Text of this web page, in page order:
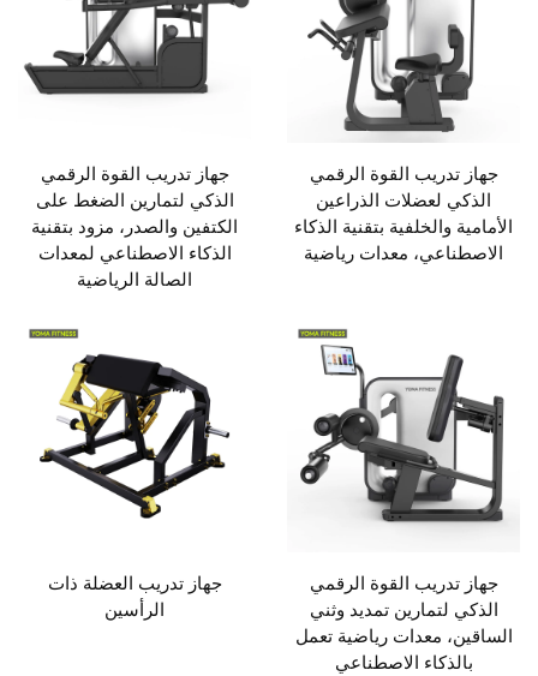
جهاز تدريب القوة الرقمي
الذكي لعضلات الذراعين
الأمامية والخلفية بتقنية الذكاء
الاصطناعي، معدات رياضية
جهاز تدريب القوة الرقمي
الذكي لتمارين الضغط على
الكتفين والصدر، مزود بتقنية
الذكاء الاصطناعي لمعدات
الصالة الرياضية
جهاز تدريب القوة الرقمي
الذكي لتمارين تمديد وثني
الساقين، معدات رياضية تعمل
بالذكاء الاصطناعي
جهاز تدريب العضلة ذات
الرأسين